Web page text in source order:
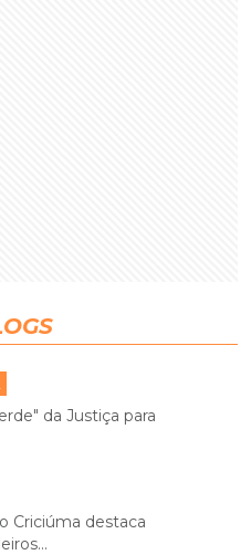
da Justiça para
Criciúma destaca